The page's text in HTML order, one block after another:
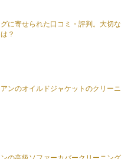
に寄せられた口コミ・評判。大切な
？
ンのオイルドジャケットのクリーニ